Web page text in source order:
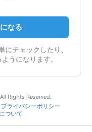
なる
にチェックしたり、
うになります。
Rights Reserved.
プライバシーポリシー
ついて